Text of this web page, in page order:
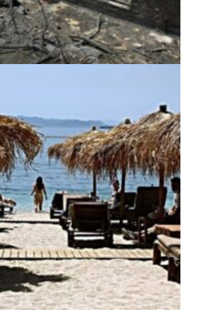
των δήμων της Δυτικής
καταστροφική
με έργα άνω των 111.000